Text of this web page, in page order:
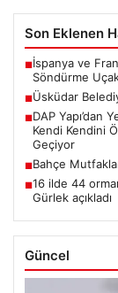
Son Eklenen
■İspanya ve
Söndürme
■Üsküdar
■DAP Yapı’dan
Kendi Kendini
Geçiyor
■Bahçe
■16 ilde 44
Gürlek açıkladı
Güncel